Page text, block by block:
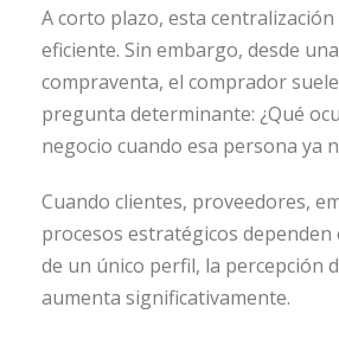
A corto plazo, esta
eficiente. Sin embargo, desde
compraventa, el comprador
pregunta determinante: ¿Qué
negocio cuando esa persona ya
Cuando clientes, proveedores,
procesos estratégicos dependen
de un único perfil, la percepción
aumenta significativamente.